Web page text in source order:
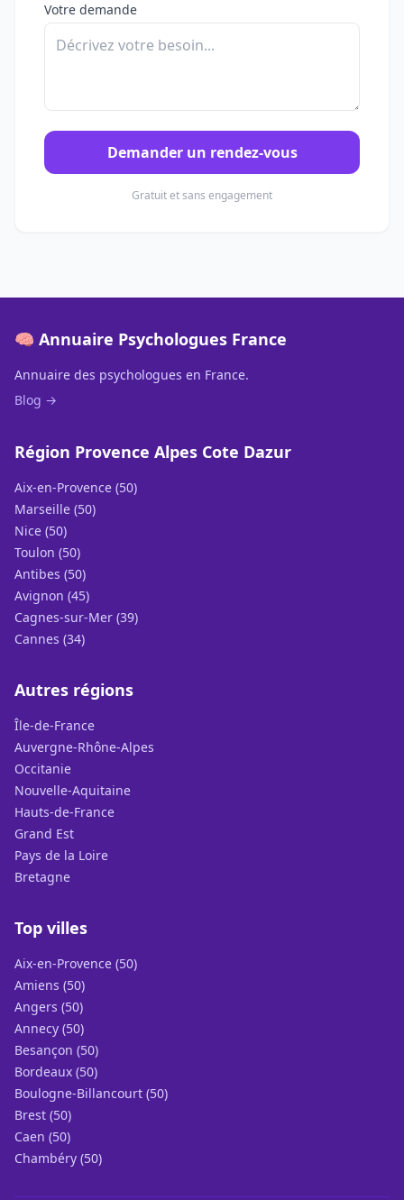
Votre demande
Demander un rendez-vous
Gratuit et sans engagement
🧠 Annuaire Psychologues France
Annuaire des psychologues en France.
Blog →
Région Provence Alpes Cote Dazur
Aix-en-Provence (50)
Marseille (50)
Nice (50)
Toulon (50)
Antibes (50)
Avignon (45)
Cagnes-sur-Mer (39)
Cannes (34)
Autres régions
Île-de-France
Auvergne-Rhône-Alpes
Occitanie
Nouvelle-Aquitaine
Hauts-de-France
Grand Est
Pays de la Loire
Bretagne
Top villes
Aix-en-Provence (50)
Amiens (50)
Angers (50)
Annecy (50)
Besançon (50)
Bordeaux (50)
Boulogne-Billancourt (50)
Brest (50)
Caen (50)
Chambéry (50)